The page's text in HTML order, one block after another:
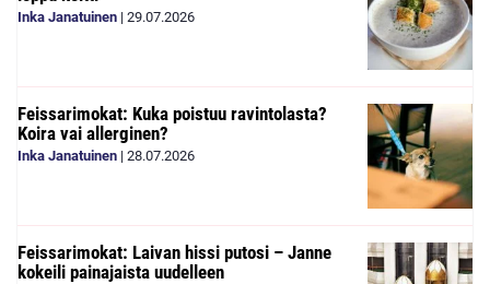
Inka Janatuinen | 29.07.2026
Feissarimokat: Kuka poistuu ravintolasta?
Koira vai allerginen?
Inka Janatuinen | 28.07.2026
Feissarimokat: Laivan hissi putosi – Janne
kokeili painajaista uudelleen